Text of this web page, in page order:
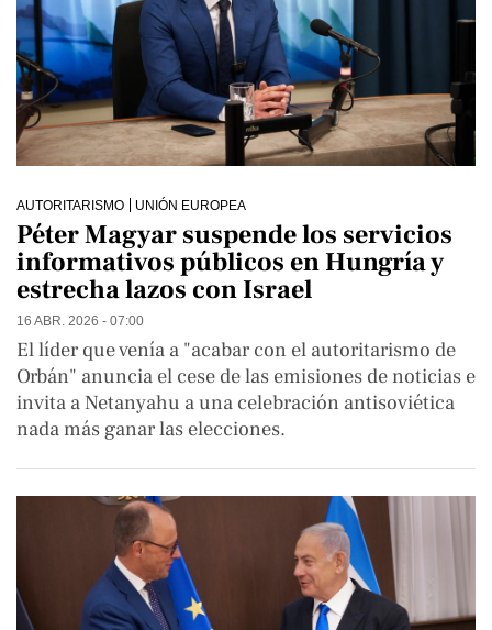
AUTORITARISMO UNIÓN EUROPEA
Péter Magyar suspende los servicios
informativos públicos en Hungría y
estrecha lazos con Israel
16 ABR. 2026 - 07:00
El líder que venía a "acabar con el autoritarismo de
Orbán" anuncia el cese de las emisiones de noticias e
invita a Netanyahu a una celebración antisoviética
nada más ganar las elecciones.